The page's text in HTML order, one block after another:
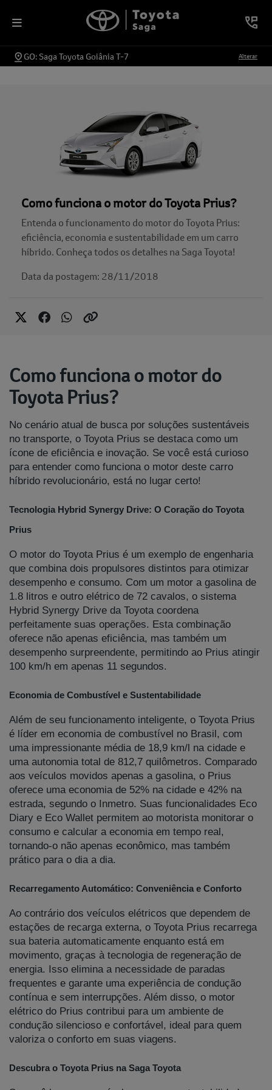
GO: Saga Toyota Goiânia T-7 Alterar
Como funciona o motor do Toyota Prius?
Entenda o funcionamento do motor do Toyota Prius:
eficiência, economia e sustentabilidade em um carro
híbrido. Conheça todos os detalhes na Saga Toyota!
Data da postagem: 28/11/2018
Como funciona o motor do
Toyota Prius?
No cenário atual de busca por soluções sustentáveis
no transporte, o Toyota Prius se destaca como um
ícone de eficiência e inovação. Se você está curioso
para entender como funciona o motor deste carro
híbrido revolucionário, está no lugar certo!
Tecnologia Hybrid Synergy Drive: O Coração do Toyota
Prius
O motor do Toyota Prius é um exemplo de engenharia
que combina dois propulsores distintos para otimizar
desempenho e consumo. Com um motor a gasolina de
1.8 litros e outro elétrico de 72 cavalos, o sistema
Hybrid Synergy Drive da Toyota coordena
perfeitamente suas operações. Esta combinação
oferece não apenas eficiência, mas também um
desempenho surpreendente, permitindo ao Prius atingir
100 km/h em apenas 11 segundos.
Economia de Combustível e Sustentabilidade
Além de seu funcionamento inteligente, o Toyota Prius
é líder em economia de combustível no Brasil, com
uma impressionante média de 18,9 km/l na cidade e
uma autonomia total de 812,7 quilômetros. Comparado
aos veículos movidos apenas a gasolina, o Prius
oferece uma economia de 52% na cidade e 42% na
estrada, segundo o Inmetro. Suas funcionalidades Eco
Diary e Eco Wallet permitem ao motorista monitorar o
consumo e calcular a economia em tempo real,
tornando-o não apenas econômico, mas também
prático para o dia a dia.
Recarregamento Automático: Conveniência e Conforto
Ao contrário dos veículos elétricos que dependem de
estações de recarga externa, o Toyota Prius recarrega
sua bateria automaticamente enquanto está em
movimento, graças à tecnologia de regeneração de
energia. Isso elimina a necessidade de paradas
frequentes e garante uma experiência de condução
contínua e sem interrupções. Além disso, o motor
elétrico do Prius contribui para um ambiente de
condução silencioso e confortável, ideal para quem
valoriza o conforto em suas viagens.
Descubra o Toyota Prius na Saga Toyota